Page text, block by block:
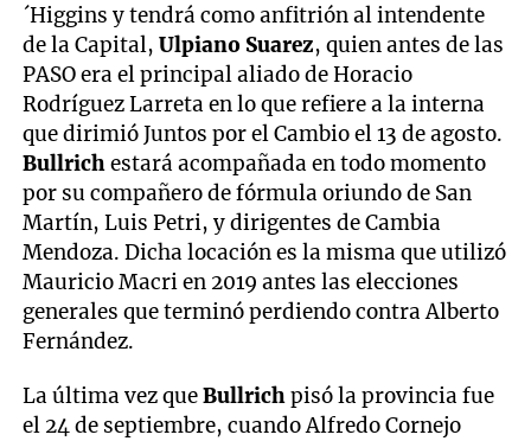
´Higgins y tendrá como anfitrión al intendente
de la Capital,Ulpiano Suarez, quien antes de las
PASO era el principal aliado de Horacio
Rodríguez Larreta en lo que refiere a la interna
que dirimió Juntos por el Cambio el 13 de agosto.
Bullrichestará acompañada en todo momento
por su compañero de fórmula oriundo de San
Martín, Luis Petri, y dirigentes de Cambia
Mendoza. Dicha locación es la misma que utilizó
Mauricio Macri en 2019 antes las elecciones
generales que terminó perdiendo contra Alberto
Fernández.
La última vez queBullrichpisó la provincia fue
el 24 de septiembre, cuando Alfredo Cornejo